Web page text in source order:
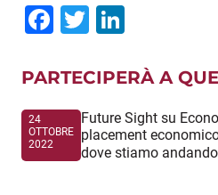
Facebook
Twitter
PARTECIPERÀ A
24
OTTOBRE
2022
Future Sight su
placement
dove stiamo